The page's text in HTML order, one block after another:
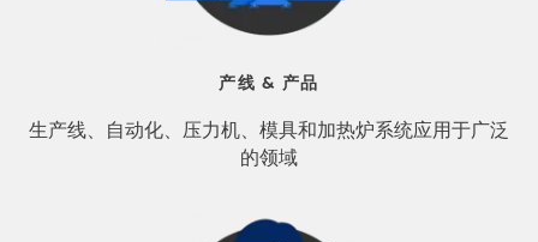
产线 & 产品
生产线、自动化、压力机、模具和加热炉系统应用于广泛
的领域